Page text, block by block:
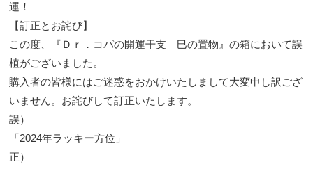
運！
【訂正とお詫び】
この度、『Ｄｒ．コパの開運干支 巳の置物』の箱において誤
植がございました。
購入者の皆様にはご迷惑をおかけいたしまして大変申し訳ござ
いません。お詫びして訂正いたします。
誤）
「2024年ラッキー方位」
正）